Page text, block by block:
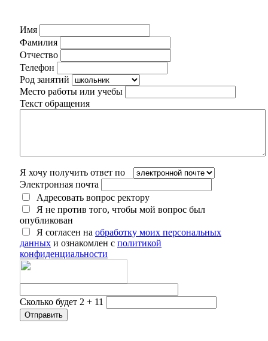
Имя
Фамилия
Отчество
Телефон
Род занятий
Место работы или учебы
Текст обращения
Я хочу получить ответ по
Электронная почта
Адресовать вопрос ректору
Я не против того, чтобы мой вопрос был
опубликован
Я согласен на обработку моих персональных
данных и ознакомлен с политикой
конфиденциальности
Сколько будет 2 + 11